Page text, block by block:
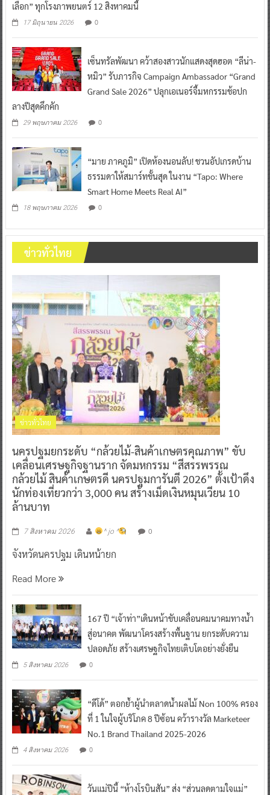
เลือก” ทุกโรงภาพยนตร์ 12 สิงหาคมนี้
17 มิถุนายน 2026 0
เซ็นทรัลพัฒนา คว้าสองสาวนักแสดงสุดฮอต “ลีน่า-
หมิว” รับภารกิจ Campaign Ambassador “Grand
Grand Sale 2026” ปลุกเอเนอร์จี้มหกรรมช้อปก
ลางปีสุดคึกคัก
29 พฤษภาคม 2026 0
“มาย ภาคภูมิ” เปิดห้องนอนลับ! ชวนอัปเกรดบ้าน
ธรรมดาให้สมาร์ทขั้นสุด ในงาน “Tapo: Where
Smart Home Meets Real AI”
18 พฤษภาคม 2026 0
ข่าวทั่วไทย
ข่าวทั่วไทย
นครปฐมยกระดับ “กล้วยไม้-สินค้าเกษตรคุณภาพ” ขับ
เคลื่อนเศรษฐกิจฐานราก จัดมหกรรม “สีสรรพรรณ
กล้วยไม้ สินค้าเกษตรดี นครปฐมการันตี 2026” ตั้งเป้าดึง
นักท่องเที่ยวกว่า 3,000 คน สร้างเม็ดเงินหมุนเวียน 10
ล้านบาท
7 สิงหาคม 2026 ^ jo ^ 0
จังหวัดนครปฐม เดินหน้ายก
Read More
167 ปี “เจ้าท่า”เดินหน้าขับเคลื่อนคมนาคมทางน้ำ
สู่อนาคต พัฒนาโครงสร้างพื้นฐาน ยกระดับความ
ปลอดภัย สร้างเศรษฐกิจไทยเติบโตอย่างยั่งยืน
5 สิงหาคม 2026 0
“ดีโด้” ตอกย้ำผู้นำตลาดน้ำผลไม้ Non 100% ครอง
ที่ 1 ในใจผู้บริโภค 8 ปีซ้อน คว้ารางวัล Marketeer
No.1 Brand Thailand 2025-2026
4 สิงหาคม 2026 0
วันแม่ปีนี้ “ห้างโรบินสัน” ส่ง “ส่วนลดตามใจแม่”